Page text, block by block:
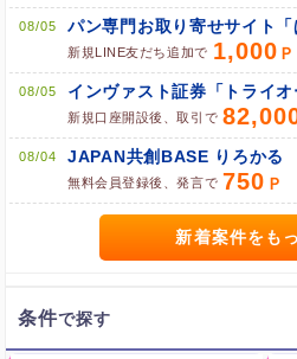
08/05
新規LINE友だち追加で 1,000
08/05 インヴァスト証券「トライオ
新規口座開設後、取引で
08/04 JAPAN共創BASE りろかる
無料会員登録後、発言で 750
新着案件をも
条件